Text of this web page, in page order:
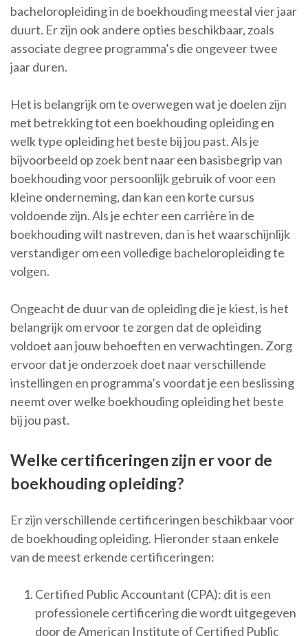
bacheloropleiding in de boekhouding meestal vier jaar
duurt. Er zijn ook andere opties beschikbaar, zoals
associate degree programma’s die ongeveer twee
jaar duren.
Het is belangrijk om te overwegen wat je doelen zijn
met betrekking tot een boekhouding opleiding en
welk type opleiding het beste bij jou past. Als je
bijvoorbeeld op zoek bent naar een basisbegrip van
boekhouding voor persoonlijk gebruik of voor een
kleine onderneming, dan kan een korte cursus
voldoende zijn. Als je echter een carrière in de
boekhouding wilt nastreven, dan is het waarschijnlijk
verstandiger om een volledige bacheloropleiding te
volgen.
Ongeacht de duur van de opleiding die je kiest, is het
belangrijk om ervoor te zorgen dat de opleiding
voldoet aan jouw behoeften en verwachtingen. Zorg
ervoor dat je onderzoek doet naar verschillende
instellingen en programma’s voordat je een beslissing
neemt over welke boekhouding opleiding het beste
bij jou past.
Welke certificeringen zijn er voor de
boekhouding opleiding?
Er zijn verschillende certificeringen beschikbaar voor
de boekhouding opleiding. Hieronder staan enkele
van de meest erkende certificeringen:
Certified Public Accountant (CPA): dit is een
professionele certificering die wordt uitgegeven
door de American Institute of Certified Public